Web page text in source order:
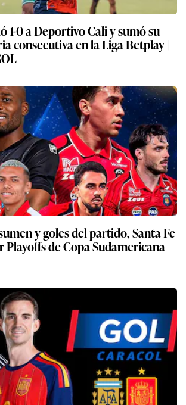
1-0 a Deportivo Cali y sumó su
consecutiva en la Liga Betplay |
y goles del partido, Santa Fe
Playoffs de Copa Sudamericana